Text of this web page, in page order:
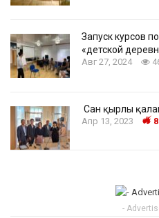
Запуск курсов
«детской
Авг 27, 2024
Сан қырлы
Апр 13, 2023
-